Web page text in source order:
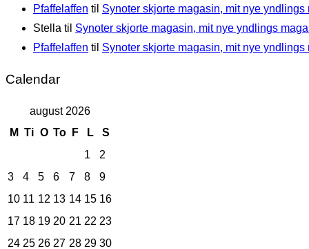
Pfaffelaffen til Synoter skjorte magasin, mit nye yndlings
Stella til Synoter skjorte magasin, mit nye yndlings
Pfaffelaffen til Synoter skjorte magasin, mit nye yndlings
Calendar
august 2026
M Ti O To F L
S
1
2
3
4 5 6 7 8
9
10 11 12 13 14 15 16
17 18 19 20 21 22 23
24 25 26 27 28 29 30